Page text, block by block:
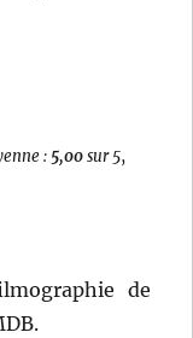
: 5,00sur 5,
de